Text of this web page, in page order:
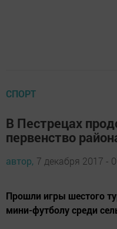
СПОРТ
В Пестрецах
первенство
автор, 7 декабря 2017 -
Прошли игры шестого
мини-футболу среди